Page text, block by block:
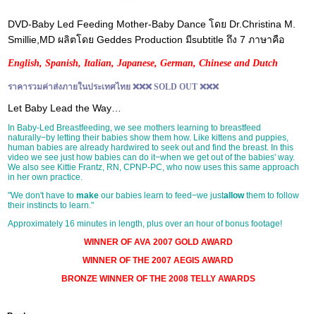
DVD-Baby Led Feeding Mother-Baby Dance โดย Dr.Christina M.
Smillie,MD ผลิตโดย Geddes Production มีsubtitle ถึง 7 ภาษาคือ
English, Spanish, Italian, Japanese, German, Chinese and Dutch
ราคารวมค่าส่งภายในประเทศไทย ❌❌❌ SOLD OUT ❌❌❌
Let Baby Lead the Way…
In Baby-Led Breastfeeding, we see mothers learning to breastfeed
naturally−by letting their babies show them how. Like kittens and puppies,
human babies are already hardwired to seek out and find the breast. In this
video we see just how babies can do it−when we get out of the babies' way.
We also see Kittie Frantz, RN, CPNP-PC, who now uses this same approach
in her own practice.
"We don't have to make our babies learn to feed−we justallow them to follow
their instincts to learn."
Approximately 16 minutes in length, plus over an hour of bonus footage!
WINNER OF AVA 2007 GOLD AWARD
WINNER OF THE 2007 AEGIS AWARD
BRONZE WINNER OF THE 2008 TELLY AWARDS